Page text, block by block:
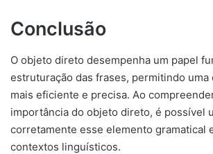
Conclusão
O objeto direto desempenha um papel
estruturação das frases, permitindo uma
mais eficiente e precisa. Ao
importância do objeto direto, é possível
corretamente esse elemento gramatical
contextos linguísticos.